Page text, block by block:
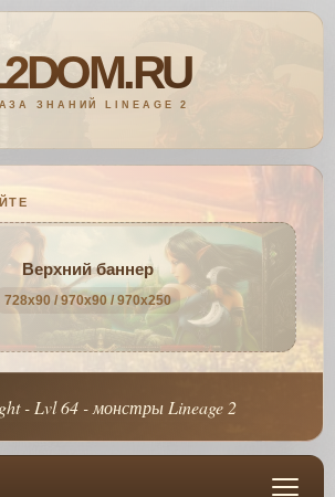
Верхний баннер
728x90 / 970x90 / 970x250
- Lvl 64 - монстры Lineage 2